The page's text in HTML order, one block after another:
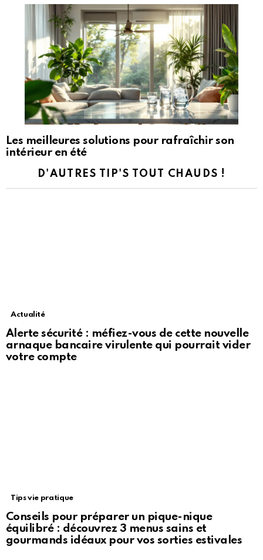
Les meilleures solutions pour rafraîchir son
intérieur en été
D'AUTRES TIP'S TOUT CHAUDS !
Actualité
Alerte sécurité : méfiez-vous de cette nouvelle
arnaque bancaire virulente qui pourrait vider
votre compte
Tips vie pratique
Conseils pour préparer un pique-nique
équilibré : découvrez 3 menus sains et
gourmands idéaux pour vos sorties estivales